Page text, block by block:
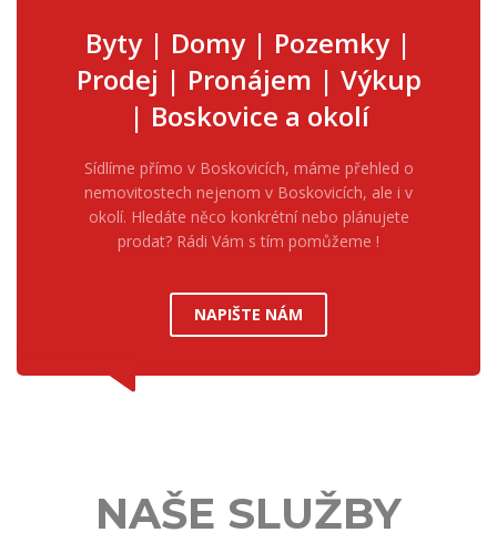
Byty | Domy | Pozemky |
Prodej | Pronájem | Výkup
| Boskovice a okolí
Sídlíme přímo v Boskovicích, máme přehled o
nemovitostech nejenom v Boskovicích, ale i v
okolí. Hledáte něco konkrétní nebo plánujete
prodat? Rádi Vám s tím pomůžeme !
NAPIŠTE NÁM
NAŠE SLUŽBY